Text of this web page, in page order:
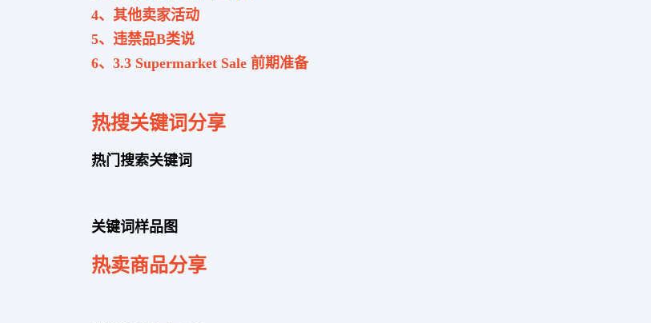
4、其他卖家活动
5、违禁品B类说
6、3.3 Supermarket Sale 前期准备
热搜关键词分享
热门搜索关键词
关键词样品图
热卖商品分享